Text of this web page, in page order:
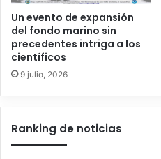
Un evento de expansión
del fondo marino sin
precedentes intriga a los
científicos
9 julio, 2026
Ranking de noticias